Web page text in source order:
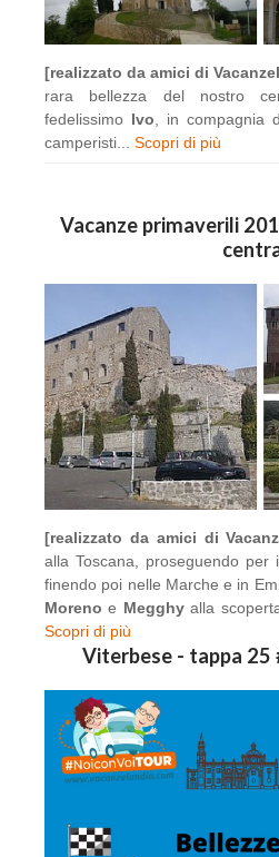
[realizzato da amici di
rara bellezza del nostro
fedelissimo Ivo, in compagnia
camperisti... Scopri di più
Vacanze primaverili
[realizzato da amici di
alla Toscana, proseguendo
finendo poi nelle Marche e in
Moreno e Megghyalla
Scopri di più
Viterbese - tappa 25